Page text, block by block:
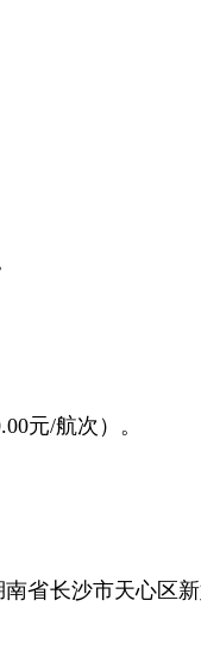
元/航次）。
省长沙市天心区